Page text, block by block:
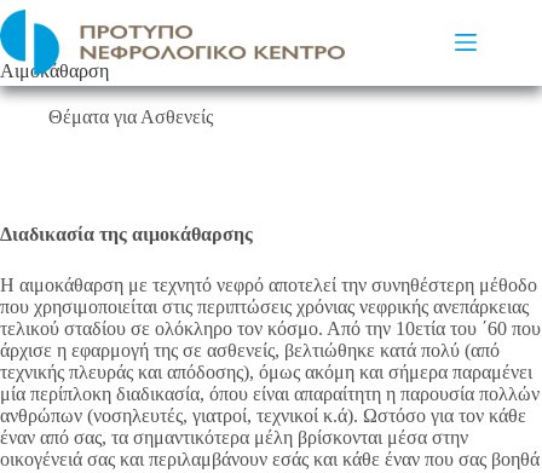
Μετάβαση
στο
περιεχόμενο
Αιμοκάθαρση
Θέματα για Ασθενείς
Διαδικασία της αιμοκάθαρσης
Η αιμοκάθαρση με τεχνητό νεφρό αποτελεί την συνηθέστερη μέθοδο
που χρησιμοποιείται στις περιπτώσεις χρόνιας νεφρικής ανεπάρκειας
τελικού σταδίου σε ολόκληρο τον κόσμο. Από την 10ετία του ΄60 που
άρχισε η εφαρμογή της σε ασθενείς, βελτιώθηκε κατά πολύ (από
τεχνικής πλευράς και απόδοσης), όμως ακόμη και σήμερα παραμένει
μία περίπλοκη διαδικασία, όπου είναι απαραίτητη η παρουσία πολλών
ανθρώπων (νοσηλευτές, γιατροί, τεχνικοί κ.ά). Ωστόσο για τον κάθε
έναν από σας, τα σημαντικότερα μέλη βρίσκονται μέσα στην
οικογένειά σας και περιλαμβάνουν εσάς και κάθε έναν που σας βοηθά